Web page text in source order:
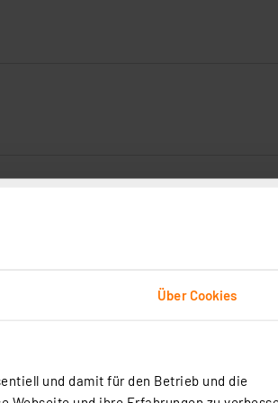
Über Cookies
und damit für den Betrieb und die